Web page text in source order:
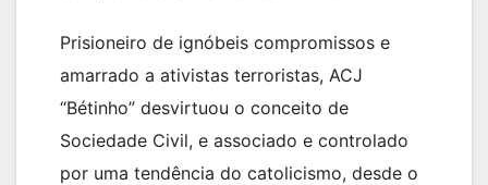
Prisioneiro de ignóbeis compromissos e
amarrado a ativistas terroristas, ACJ
“Bétinho” desvirtuou o conceito de
Sociedade Civil, e associado e controlado
por uma tendência do catolicismo, desde o